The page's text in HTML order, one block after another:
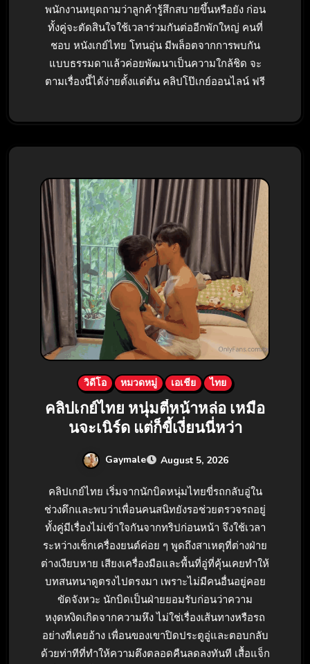
พนักงานหยุดถามว่าลูกค้ารู้สึกสบายขึ้นหรือยัง ก่อน
ทั้งคู่จะตัดสินใจใช้เวลาร่วมกันต่ออีกพักใหญ่ คนที่
ชอบ หนังเกย์ไทย โทนอุ่น มีพล็อตจากการพบกัน
แบบธรรมดาแล้วค่อยพัฒนาเป็นความใกล้ชิด จะ
ตามเรื่องนี้ได้ง่ายตั้งแต่ต้น คลิปโป๊เกย์ออนไลน์ ฟรี
วิดีโอ หมวดหมู่ เอเชีย ไทย
คลิปเกย์ไทย หนุ่มตี๋หน้าหล่อ เหมือ
นจะเนิร์ด แต่ก็ขี้เงี่ยนนี่หว่า
Gaymale August 5, 2026
คลิปเกย์ไทย เริ่มจากนักบิดหนุ่มไทยขี่รถกลับอู่ใน
ช่วงดึกและพบว่าเพื่อนคนสนิทยังรอช่วยตรวจรถอยู่
ทั้งคู่มีเรื่องไม่เข้าใจกันจากทริปก่อนหน้า จึงใช้เวลา
ระหว่างเช็กเครื่องยนต์ค่อย ๆ พูดถึงสาเหตุที่ต่างฝ่าย
ต่างเงียบหาย เสียงเครื่องมือและพื้นที่อู่ที่คุ้นเคยทำให้
บทสนทนาดูตรงไปตรงมา เพราะไม่มีคนอื่นอยู่คอย
ขัดจังหวะ นักบิดเป็นฝ่ายยอมรับก่อนว่าความ
หงุดหงิดเกิดจากความหึง ไม่ใช่เรื่องเส้นทางหรือรถ
อย่างที่เคยอ้าง เพื่อนของเขาปิดประตูอู่และตอบกลับ
ด้วยท่าทีที่ทำให้ความตึงตลอดคืนลดลงทันที เสื้อแจ็ก